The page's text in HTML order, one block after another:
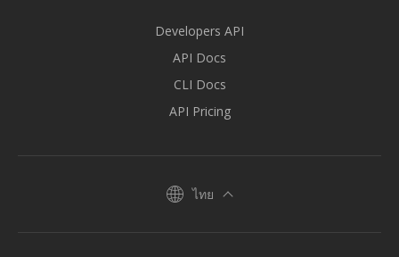
Developers API
API Docs
CLI Docs
API Pricing
ไทย